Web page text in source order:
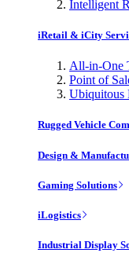
Intelligent
iRetail & iCity
All-in-One
Point of
Ubiquitous
Rugged Vehicle
Design &
Gaming Solutions
iLogistics
Industrial Display